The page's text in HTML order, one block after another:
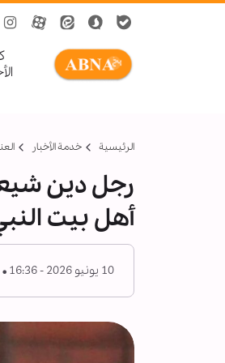
الرئيسية خدمة الأخبار
رجل دين
أهل بيت
10 يونيو 2026 - 16:36